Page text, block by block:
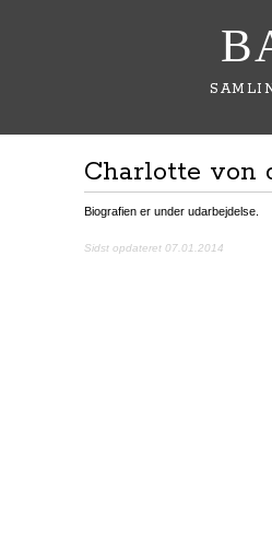
Charlotte von
Biografien er under udarbejdelse.
Sidst opdateret 07.01.2014